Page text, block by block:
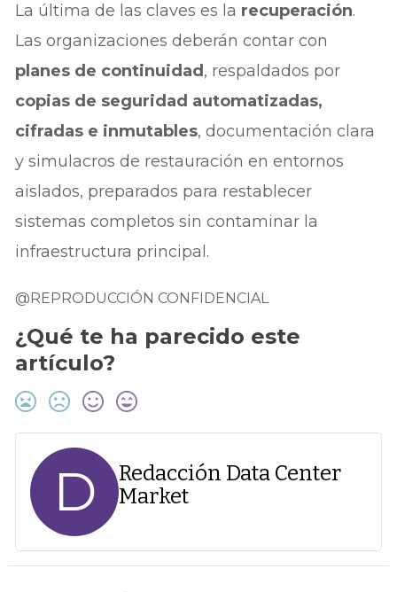
La última de las claves es la recuperación.
Las organizaciones deberán contar con
planes de continuidad , respaldados por
copias de seguridad automatizadas,
cifradas e inmutables, documentación clara
y simulacros de restauración en entornos
aislados, preparados para restablecer
sistemas completos sin contaminar la
infraestructura principal.
@REPRODUCCIÓN CONFIDENCIAL
¿Qué te ha parecido este
artículo?
D
Redacción Data Center
Market